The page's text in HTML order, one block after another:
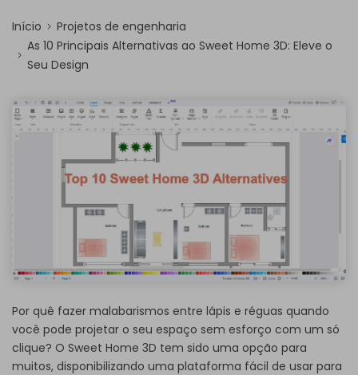
Início
Projetos de engenharia
As 10 Principais Alternativas ao Sweet Home 3D: Eleve o
Seu Design
Por quê fazer malabarismos entre lápis e réguas quando
você pode projetar o seu espaço sem esforço com um só
clique? O Sweet Home 3D tem sido uma opção para
muitos, disponibilizando uma plataforma fácil de usar para